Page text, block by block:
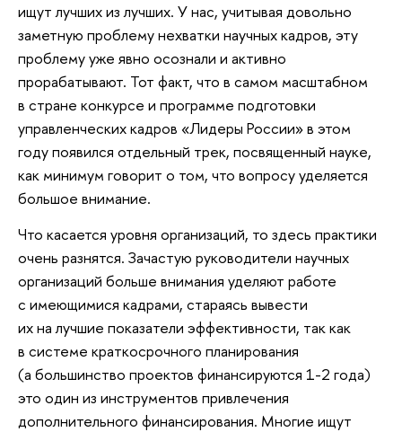
ищут лучших из лучших. У нас, учитывая довольно
заметную проблему нехватки научных кадров, эту
проблему уже явно осознали и активно
прорабатывают. Тот факт, что в самом масштабном
в стране конкурсе и программе подготовки
управленческих кадров «Лидеры России» в этом
году появился отдельный трек, посвященный науке,
как минимум говорит о том, что вопросу уделяется
большое внимание.
Что касается уровня организаций, то здесь практики
очень разнятся. Зачастую руководители научных
организаций больше внимания уделяют работе
с имеющимися кадрами, стараясь вывести
их на лучшие показатели эффективности, так как
в системе краткосрочного планирования
(а большинство проектов финансируются 1-2 года)
это один из инструментов привлечения
дополнительного финансирования. Многие ищут